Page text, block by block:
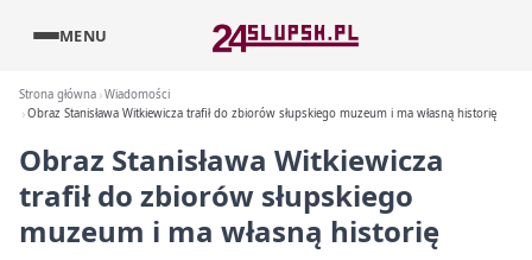
MENU
Strona główna Wiadomości
Obraz Stanisława Witkiewicza trafił do zbiorów słupskiego muzeum i ma własną historię
Obraz Stanisława Witkiewicza
trafił do zbiorów słupskiego
muzeum i ma własną historię